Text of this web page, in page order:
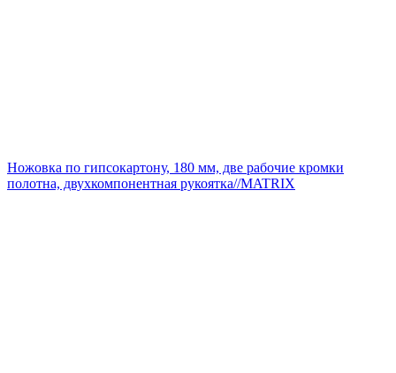
Ножовка по гипсокартону, 180 мм, две рабочие кромки
полотна, двухкомпонентная рукоятка//MATRIX